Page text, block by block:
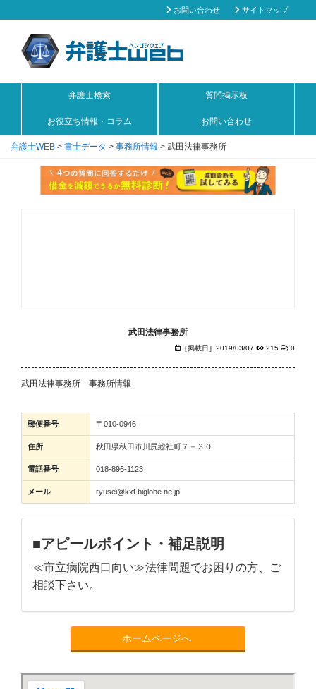
お問い合わせ サイトマップ
弁護士検索 質問掲示板
お役立ち情報・コラム お問い合わせ
弁護士WEB > 書士データ > 事務所情報 > 武田法律事務所
武田法律事務所
［掲載日］2019/03/07 215 0
武田法律事務所 事務所情報
郵便番号 〒010-0946
住所 秋田県秋田市川尻総社町７－３０
電話番号 018-896-1123
メール ryusei@kxf.biglobe.ne.jp
■アピールポイント・補足説明
≪市立病院西口向い≫法律問題でお困りの方、ご
相談下さい。
ホームページへ